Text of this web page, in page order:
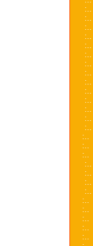
:..
:..
:..
:..
:..
:..
:..
:..
:..
:..
:..
:..
:..
:..
:..
:..
:..
:..
:..
:..
:..
:..
:..
:..
:..
:..